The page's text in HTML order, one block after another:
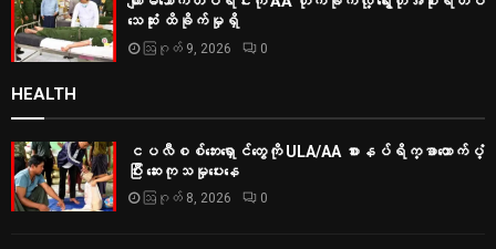
သေဆုံး ထိခိုက်မှုရှိ
ဩဂုတ် 9, 2026 0
HEALTH
ငပလီစစ်ဘေးရှောင်တွေကို ULA/AA စားနပ်ရိက္ခာထောက်ပံ့
ပြီး ဆေးကုသမှုပေးနေ
ဩဂုတ် 8, 2026 0